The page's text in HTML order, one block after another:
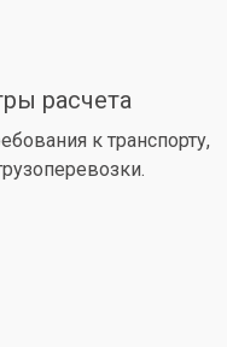
расчета
к транспорту,